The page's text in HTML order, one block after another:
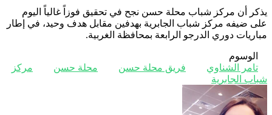
يذكر أن مركز شباب محلة حسن نجح في تحقيق فوزاً غالياً اليوم
على ضيفه مركز شباب الجابرية بهدفين مقابل هدف وحيد، في إطار
مباريات دوري الدرجو الرابعة بمحافظة الغربية.
الوسوم
تامر الشناوي
فريق محلة حسن محلة حسن
مركز
شباب الجابرية